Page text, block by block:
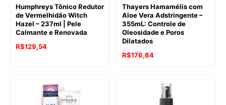
Humphreys Tônico Redutor
de Vermelhidão Witch
Hazel – 237ml | Pele
Calmante e Renovada
R$129,54
Thayers Hamamélis com
Aloe Vera Adstringente –
355mL: Controle de
Oleosidade e Poros
Dilatados
R$176,84